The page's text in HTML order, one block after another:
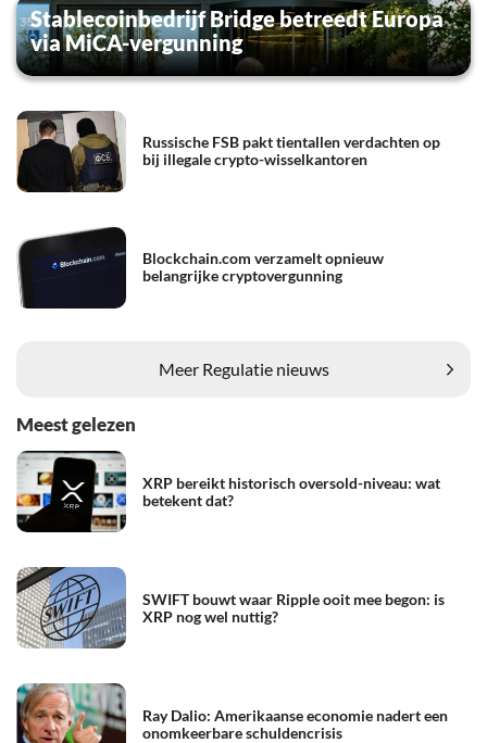
Stablecoinbedrijf Bridge betreedt Europa
via MiCA-vergunning
Russische FSB pakt tientallen verdachten op
bij illegale crypto-wisselkantoren
Blockchain.com verzamelt opnieuw
belangrijke cryptovergunning
Meer Regulatie nieuws
Meest gelezen
XRP bereikt historisch oversold-niveau: wat
betekent dat?
SWIFT bouwt waar Ripple ooit mee begon: is
XRP nog wel nuttig?
Ray Dalio: Amerikaanse economie nadert een
onomkeerbare schuldencrisis